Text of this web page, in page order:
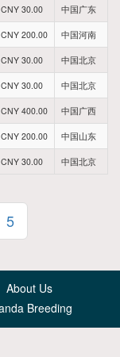
CNY 30.00 中国广东
CNY 200.00 中国河南
CNY 30.00 中国北京
CNY 30.00 中国北京
CNY 400.00 中国广西
CNY 200.00 中国山东
CNY 30.00 中国北京
5
About Us
Breeding